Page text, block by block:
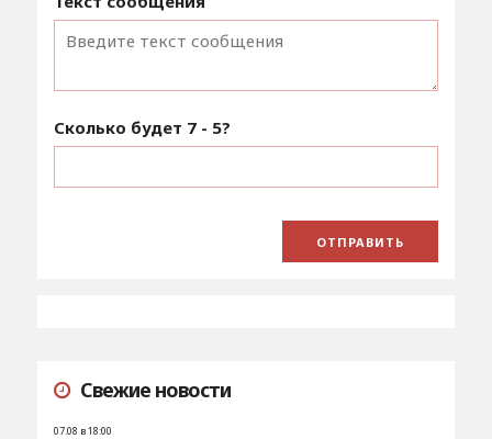
Сколько будет 7 - 5?
Свежие новости
07.08 в 18:00